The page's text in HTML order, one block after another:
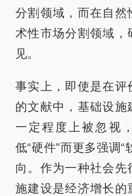
分割领域，而在自然
术性市场分割领域，
见。
事实上，即使是在评
的文献中，基础设施
一定程度上被忽视
低“硬件”而更多强调“
向。作为一种社会先
施建设是经济增长的